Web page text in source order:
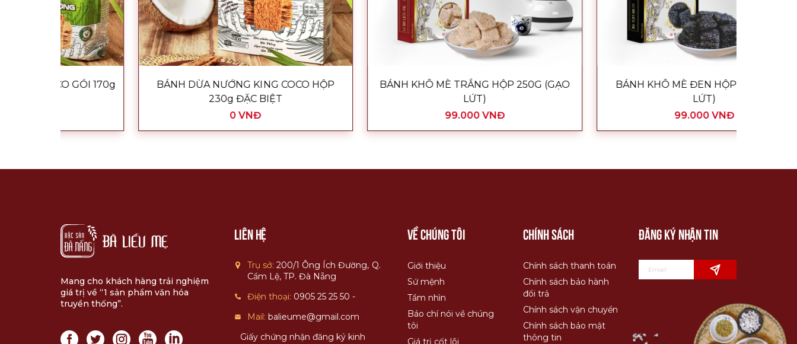
BÁNH DỪA NƯỚNG KING COCO HỘP
230g ĐẶC BIỆT
BÁNH KHÔ MÈ TRẮNG HỘP 250G (GẠO
BÁNH KHÔ MÈ ĐEN HỘP 250G (GẠO
Mang cho khách hàng trải nghiệm
giá trị về “1 sản phẩm văn hóa
truyền thống”.
Liên hệ
Trụ sở: 200/1 Ông Ích Đường, Q.
Cẩm Lệ, TP. Đà Nẵng
Điện thoại: 0905 25 25 50 -
Mail: balieume@gmail.com
Giấy chứng nhận đăng ký kinh
Về chúng tôi
Giới thiệu
Sứ mệnh
Tầm nhìn
Báo chí nói về chúng
tôi
Giá trị cốt lõi
Chính sách
Chính sách thanh toán
Chính sách bảo hành
đổi trả
Chính sách vận chuyển
Chính sách bảo mật
thông tin
Đăng ký nhận tin